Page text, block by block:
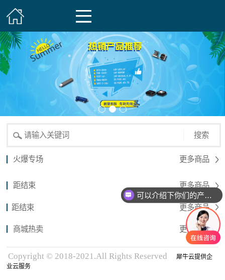
搜索
火爆专场 更多商品
距结束 更多商品
距结束 更多商品
商城热卖 更多商品
Copyright © 2018-2021.All Rights Reserved
犀牛云提供企
业云服务